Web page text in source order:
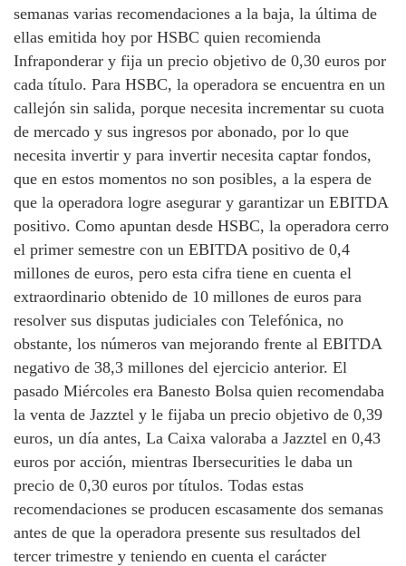
semanas varias recomendaciones a la baja, la última de
ellas emitida hoy por HSBC quien recomienda
Infraponderar y fija un precio objetivo de 0,30 euros por
cada título. Para HSBC, la operadora se encuentra en un
callejón sin salida, porque necesita incrementar su cuota
de mercado y sus ingresos por abonado, por lo que
necesita invertir y para invertir necesita captar fondos,
que en estos momentos no son posibles, a la espera de
que la operadora logre asegurar y garantizar un EBITDA
positivo. Como apuntan desde HSBC, la operadora cerro
el primer semestre con un EBITDA positivo de 0,4
millones de euros, pero esta cifra tiene en cuenta el
extraordinario obtenido de 10 millones de euros para
resolver sus disputas judiciales con Telefónica, no
obstante, los números van mejorando frente al EBITDA
negativo de 38,3 millones del ejercicio anterior. El
pasado Miércoles era Banesto Bolsa quien recomendaba
la venta de Jazztel y le fijaba un precio objetivo de 0,39
euros, un día antes, La Caixa valoraba a Jazztel en 0,43
euros por acción, mientras Ibersecurities le daba un
precio de 0,30 euros por títulos. Todas estas
recomendaciones se producen escasamente dos semanas
antes de que la operadora presente sus resultados del
tercer trimestre y teniendo en cuenta el carácter